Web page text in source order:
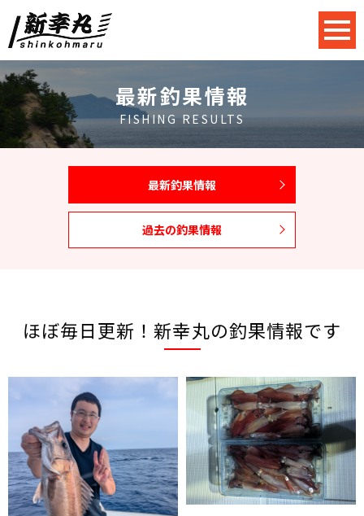
最新釣果情報
FISHING RESULTS
最新釣果情報
過去の釣果情報
ほぼ毎日更新！新幸丸の釣果情報です